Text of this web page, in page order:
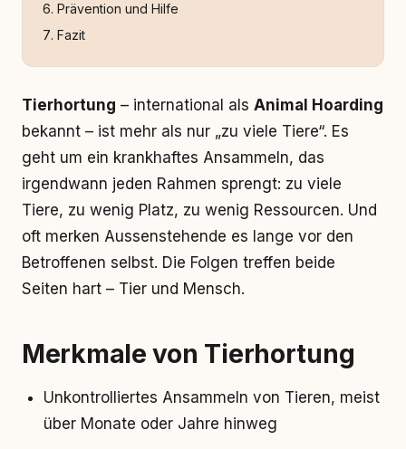
Prävention und Hilfe
Fazit
Tierhortung – international als Animal Hoarding
bekannt – ist mehr als nur „zu viele Tiere“. Es
geht um ein krankhaftes Ansammeln, das
irgendwann jeden Rahmen sprengt: zu viele
Tiere, zu wenig Platz, zu wenig Ressourcen. Und
oft merken Aussenstehende es lange vor den
Betroffenen selbst. Die Folgen treffen beide
Seiten hart – Tier und Mensch.
Merkmale von Tierhortung
Unkontrolliertes Ansammeln von Tieren, meist
über Monate oder Jahre hinweg